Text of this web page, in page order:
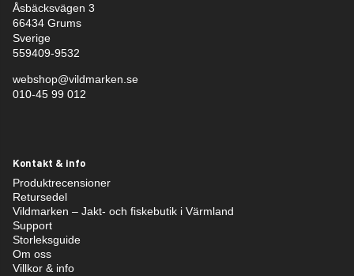
Åsbäcksvägen 3
66434 Grums
Sverige
559409-9532
webshop@vildmarken.se
010-45 99 012
Kontakt & info
Produktrecensioner
Retursedel
Vildmarken – Jakt- och fiskebutik i Värmland
Support
Storleksguide
Om oss
Villkor & info